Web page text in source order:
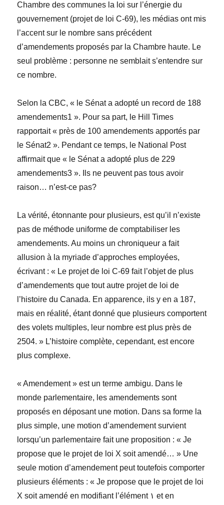
Chambre des communes la loi sur l’énergie du
gouvernement (projet de loi C-69), les médias ont mis
l’accent sur le nombre sans précédent
d’amendements proposés par la Chambre haute. Le
seul problème : personne ne semblait s’entendre sur
ce nombre.
Selon la CBC, « le Sénat a adopté un record de 188
amendements1 ». Pour sa part, le Hill Times
rapportait « près de 100 amendements apportés par
le Sénat2 ». Pendant ce temps, le National Post
affirmait que « le Sénat a adopté plus de 229
amendements3 ». Ils ne peuvent pas tous avoir
raison… n’est-ce pas?
La vérité, étonnante pour plusieurs, est qu’il n’existe
pas de méthode uniforme de comptabiliser les
amendements. Au moins un chroniqueur a fait
allusion à la myriade d’approches employées,
écrivant : « Le projet de loi C-69 fait l’objet de plus
d’amendements que tout autre projet de loi de
l’histoire du Canada. En apparence, ils y en a 187,
mais en réalité, étant donné que plusieurs comportent
des volets multiples, leur nombre est plus près de
2504. » L’histoire complète, cependant, est encore
plus complexe.
« Amendement » est un terme ambigu. Dans le
monde parlementaire, les amendements sont
proposés en déposant une motion. Dans sa forme la
plus simple, une motion d’amendement survient
lorsqu’un parlementaire fait une proposition : « Je
propose que le projet de loi X soit amendé… » Une
seule motion d’amendement peut toutefois comporter
plusieurs éléments : « Je propose que le projet de loi
X soit amendé en modifiant l’élément ١ et en